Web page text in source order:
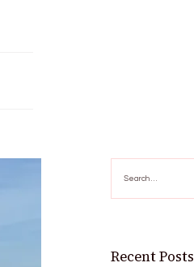
for:
Recent Posts